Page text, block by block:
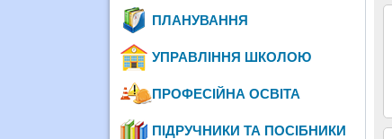
ПЛАНУВАННЯ
УПРАВЛІННЯ ШКОЛОЮ
ПРОФЕСІЙНА ОСВІТА
ПІДРУЧНИКИ ТА ПОСІБНИКИ